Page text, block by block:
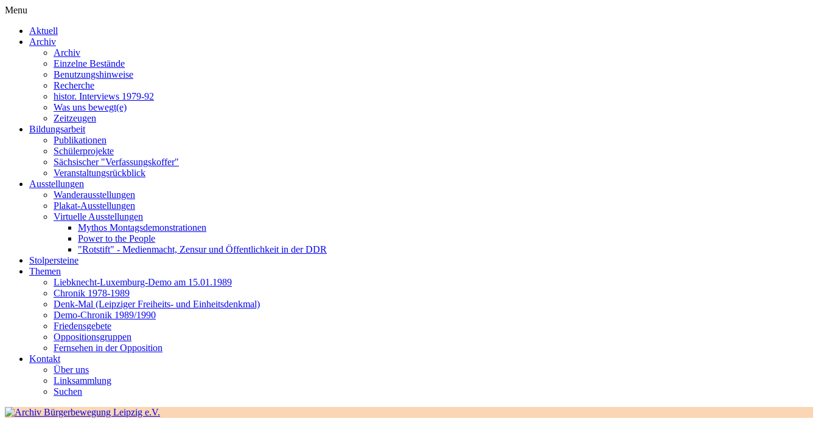
Menu
Aktuell
Archiv
Archiv
Einzelne Bestände
Benutzungshinweise
Recherche
histor. Interviews 1979-92
Was uns bewegt(e)
Zeitzeugen
Bildungsarbeit
Publikationen
Schülerprojekte
Sächsischer "Verfassungskoffer"
Veranstaltungsrückblick
Ausstellungen
Wanderausstellungen
Plakat-Ausstellungen
Virtuelle Ausstellungen
Mythos Montagsdemonstrationen
Power to the People
"Rotstift" - Medienmacht, Zensur und Öffentlichkeit in der DDR
Stolpersteine
Themen
Liebknecht-Luxemburg-Demo am 15.01.1989
Chronik 1978-1989
Denk-Mal (Leipziger Freiheits- und Einheitsdenkmal)
Demo-Chronik 1989/1990
Friedensgebete
Oppositionsgruppen
Fernsehen in der Opposition
Kontakt
Über uns
Linksammlung
Suchen